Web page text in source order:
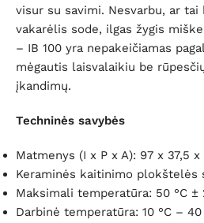
visur su savimi. Nesvarbu, ar
vakarėlis sode, ilgas žygis
– IB 100 yra nepakeičiamas
mėgautis laisvalaikiu be
įkandimų.
Techninės savybės
Matmenys (I x P x A): 97 x 37,5
Keraminės kaitinimo plokštelės
Maksimali temperatūra: 50 °C ±
Darbinė temperatūra: 10 °C – 40